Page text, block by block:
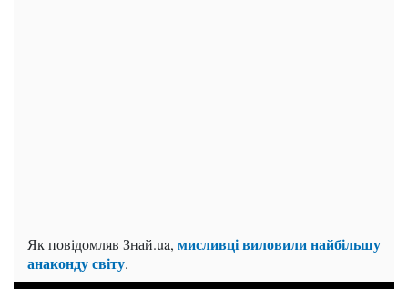
Як повідомляв Знай.ua, мисливці виловили найбільшу
анаконду світу.